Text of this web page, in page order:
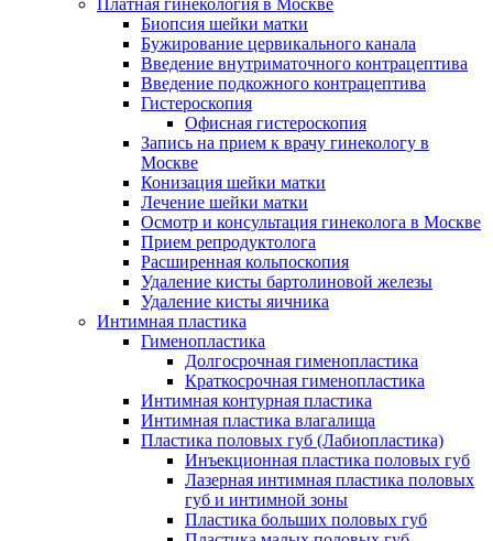
Платная гинекология в Москве
Биопсия шейки матки
Бужирование цервикального канала
Введение внутриматочного контрацептива
Введение подкожного контрацептива
Гистероскопия
Офисная гистероскопия
Запись на прием к врачу гинекологу в
Москве
Конизация шейки матки
Лечение шейки матки
Осмотр и консультация гинеколога в Москве
Прием репродуктолога
Расширенная кольпоскопия
Удаление кисты бартолиновой железы
Удаление кисты яичника
Интимная пластика
Гименопластика
Долгосрочная гименопластика
Краткосрочная гименопластика
Интимная контурная пластика
Интимная пластика влагалища
Пластика половых губ (Лабиопластика)
Инъекционная пластика половых губ
Лазерная интимная пластика половых
губ и интимной зоны
Пластика больших половых губ